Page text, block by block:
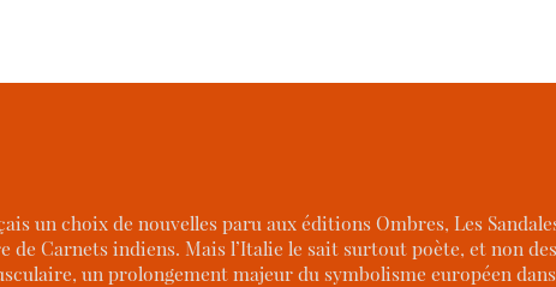
un choix de nouvelles paru aux éditions Ombres, Les
de Carnets indiens. Mais l’Italie le sait surtout poète, et non
un prolongement majeur du symbolisme européen